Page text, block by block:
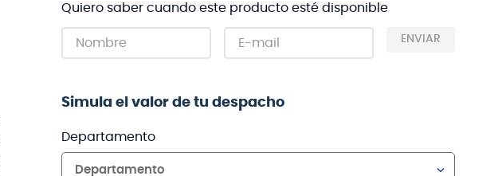
Quiero saber cuando este producto esté disponible
ENVIAR
Simula el valor de tu despacho
Departamento
Departamento